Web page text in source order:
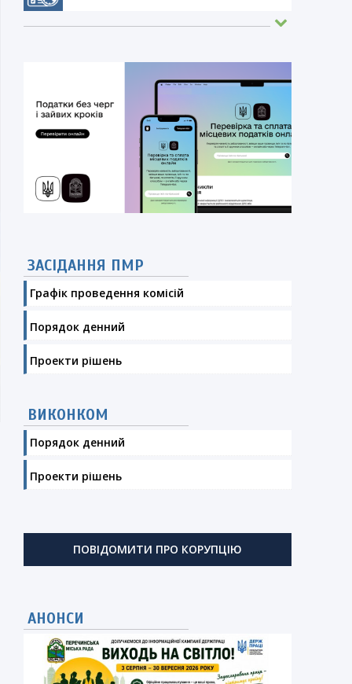
ЗАСІДАННЯ ПМР
Графік проведення комісій
Порядок денний
Проекти рішень
ВИКОНКОМ
Порядок денний
Проекти рішень
ПОВІДОМИТИ ПРО КОРУПЦІЮ
АНОНСИ